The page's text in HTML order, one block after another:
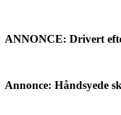
ANNONCE: Drivert
Annonce: Håndsyede